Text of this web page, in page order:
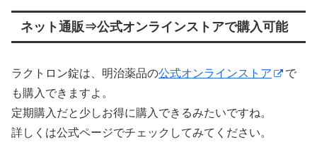
ネット通販⇒公式オンラインストアで購入可能
ラクトロン錠は、明治薬品の公式オンラインストア
で
も購入できますよ。
定期購入だと少しお得に購入できるみたいですね。
詳しくは公式ページでチェックしてみてください。